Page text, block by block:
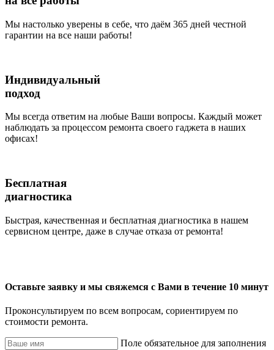
Мы настолько уверены в себе, что даём 365 дней честной
гарантии на все наши работы!
Индивидуальный
подход
Мы всегда ответим на любые Ваши вопросы. Каждый может
наблюдать за процессом ремонта своего гаджета в наших
офисах!
Бесплатная
диагностика
Быстрая, качественная и бесплатная диагностика в нашем
сервисном центре, даже в случае отказа от ремонта!
Оставьте заявку и мы свяжемся с Вами в течение 10 минут
Проконсультируем по всем вопросам, сориентируем по
стоимости ремонта.
Поле обязательное для заполнения